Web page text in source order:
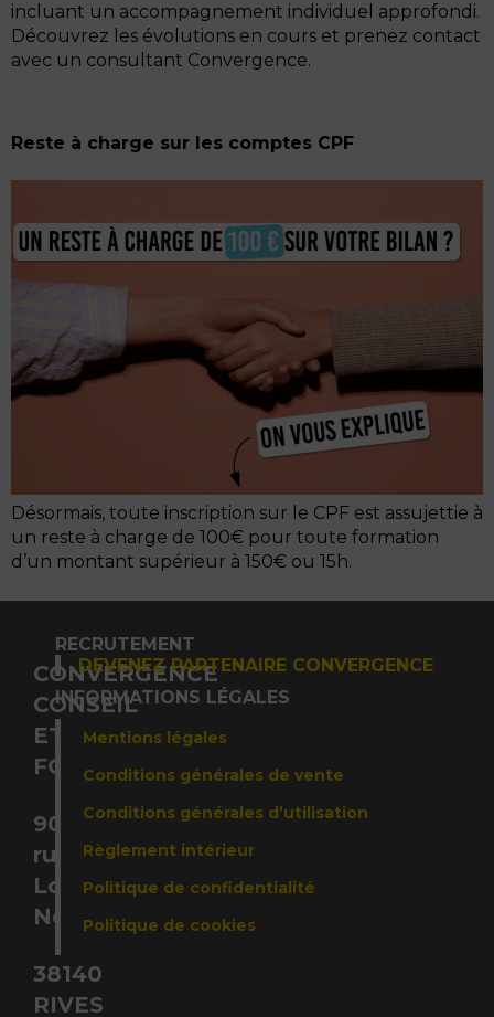
incluant un accompagnement individuel approfondi.
Découvrez les évolutions en cours et prenez contact
avec un consultant Convergence.
Reste à charge sur les comptes CPF
Désormais, toute inscription sur le CPF est assujettie à
un reste à charge de 100€ pour toute formation
d’un montant supérieur à 150€ ou 15h.
CONVERGENCE
CONSEIL
ET
FORMATION
90,
rue
Louis
Néel,
38140
RIVES
RECRUTEMENT
DEVENEZ PARTENAIRE CONVERGENCE
INFORMATIONS LÉGALES
Mentions légales
Conditions générales de vente
Conditions générales d’utilisation
Règlement intérieur
Politique de confidentialité
Politique de cookies